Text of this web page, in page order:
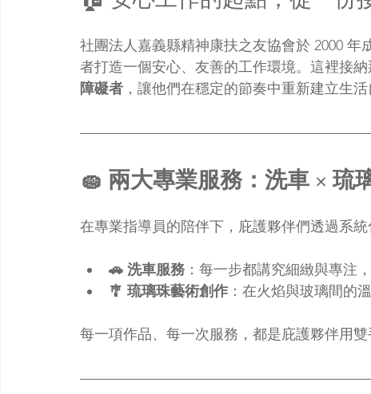
社團法人嘉義縣精神康扶之友協會於 2000
者打造一個安心、友善的工作環境。這裡接
障礙者 ，讓他們在穩定的節奏中重新建立生活
🧽 兩大專業服務：洗車 × 琉
在專業指導員的陪伴下，庇護夥伴們透過系統
🚗 洗車服務 ：每一步都講究細緻與專注
🎐 琉璃珠藝術創作 ：在火焰與玻璃間的
每一項作品、每一次服務，都是庇護夥伴用雙